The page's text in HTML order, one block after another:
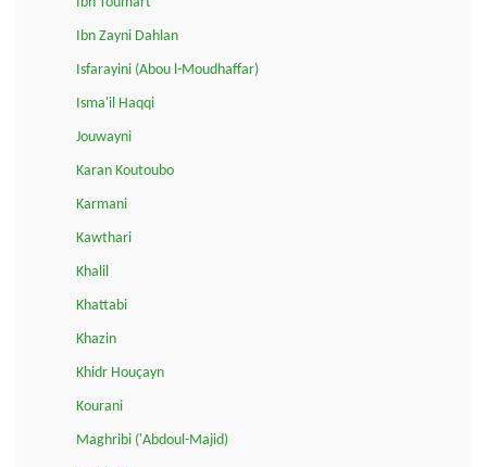
Ibn Zayni Dahlan
Isfarayini (Abou l-Moudhaffar)
Isma'il Haqqi
Jouwayni
Karan Koutoubo
Karmani
Kawthari
Khalil
Khattabi
Khazin
Khidr Houçayn
Kourani
Maghribi ('Abdoul-Majid)